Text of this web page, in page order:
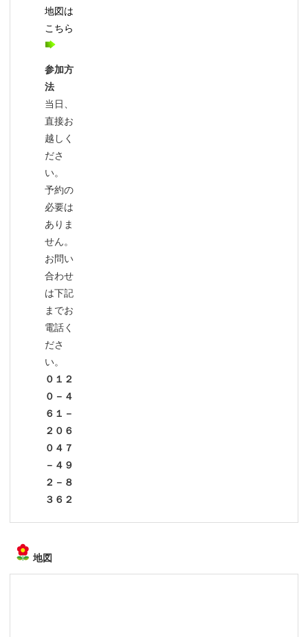
地図は
こちら
参加方
法
当日、
直接お
越しく
ださ
い。
予約の
必要は
ありま
せん。
お問い
合わせ
は下記
までお
電話く
ださ
い。
０１２
０－４
６１－
２０６
０４７
－４９
２－８
３６２
地図